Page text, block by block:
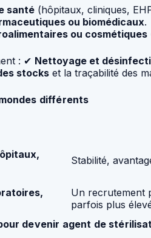
santé (hôpitaux, cliniques,
ou biomédicaux.
ou cosmétiques
: ✔ Nettoyage et
stocks et la traçabilité des
différents
Stabilité,
Un recrutement
parfois plus
devenir agent de